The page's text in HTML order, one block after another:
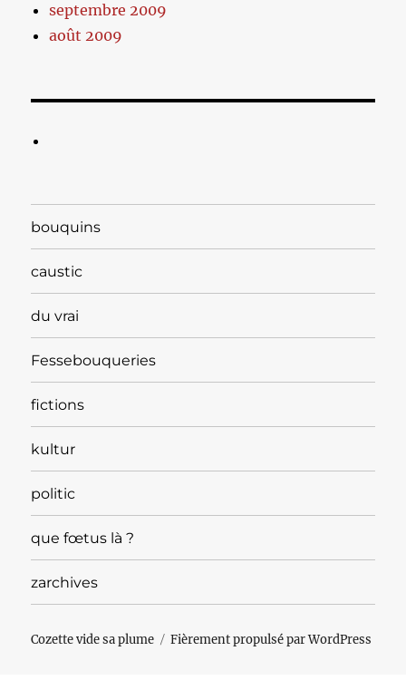
septembre 2009
août 2009
bouquins
caustic
du vrai
Fessebouqueries
fictions
kultur
politic
que fœtus là ?
zarchives
Cozette vide sa plume Fièrement propulsé par WordPress